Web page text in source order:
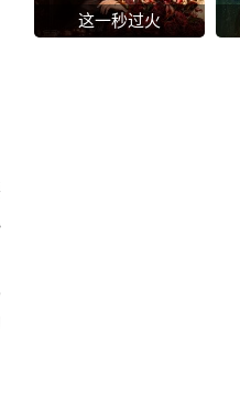
这一秒过火